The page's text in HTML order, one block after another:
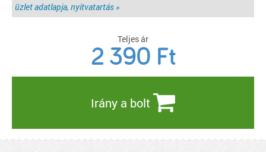
üzlet adatlapja, nyitvatartás »
Teljes ár
2 390 Ft
Irány a bolt